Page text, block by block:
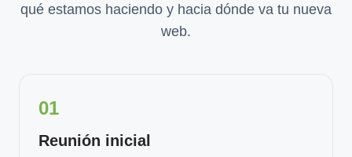
qué estamos haciendo y hacia dónde va tu nueva
web.
01
Reunión inicial